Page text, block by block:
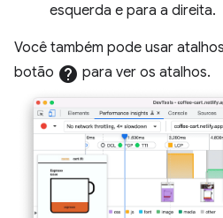
esquerda e para a direita.
Você também pode usar
botão help para ver os atalhos.